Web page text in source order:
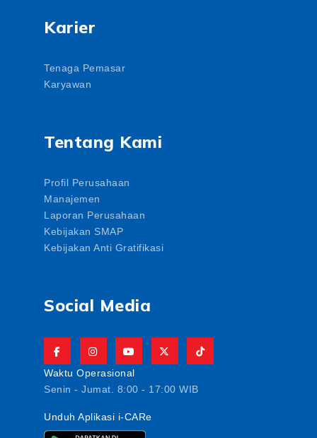
Karier
Tenaga Pemasar
Karyawan
Tentang Kami
Profil Perusahaan
Manajemen
Laporan Perusahaan
Kebijakan SMAP
Kebijakan Anti Gratifikasi
Social Media
Waktu Operasional
Senin - Jumat. 8:00 - 17:00 WIB
Unduh Aplikasi i-CARe